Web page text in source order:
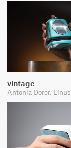
vintage
Antonia Dorer,